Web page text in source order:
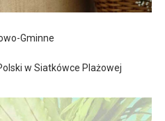
Gminne
w Siatkówce Plażowej